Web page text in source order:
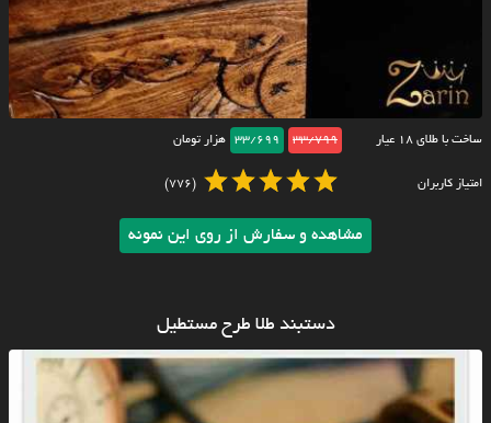
ساخت با طلای ۱۸ عیار 33/799
33/699 هزار تومان
امتیاز کاربران (776)
مشاهده و سفارش از روی این نمونه
دستبند طلا طرح مستطیل